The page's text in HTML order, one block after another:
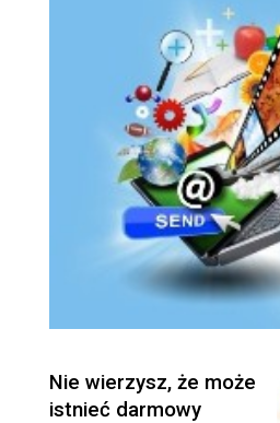
Nie wierzysz, że może
istnieć darmowy